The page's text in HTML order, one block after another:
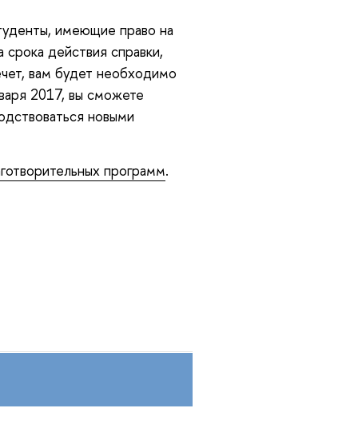
имеющие право на
действия справки,
вам будет необходимо
2017, вы сможете
новыми
программ.